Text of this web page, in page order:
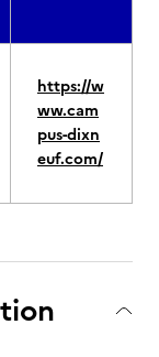
https://w
ww.cam
pus-dixn
euf.com/